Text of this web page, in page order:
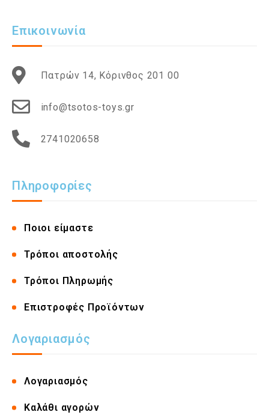
Επικοινωνία
Πατρών 14, Κόρινθος 201 00
info@tsotos-toys.gr
2741020658
Πληροφορίες
Ποιοι είμαστε
Τρόποι αποστολής
Τρόποι Πληρωμής
Επιστροφές Προϊόντων
Λογαριασμός
Λογαριασμός
Καλάθι αγορών